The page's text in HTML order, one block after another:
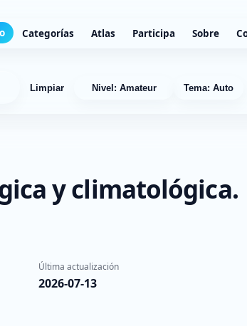
Categorías Atlas Participa Sobre
Limpiar Nivel: Amateur Tema: Auto
y climatológica.
Última actualización
2026-07-13